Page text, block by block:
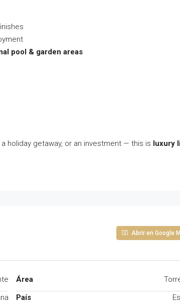
pool & garden areas
holiday getaway, or an investment — this is luxury
Abrir en Google
Área
País